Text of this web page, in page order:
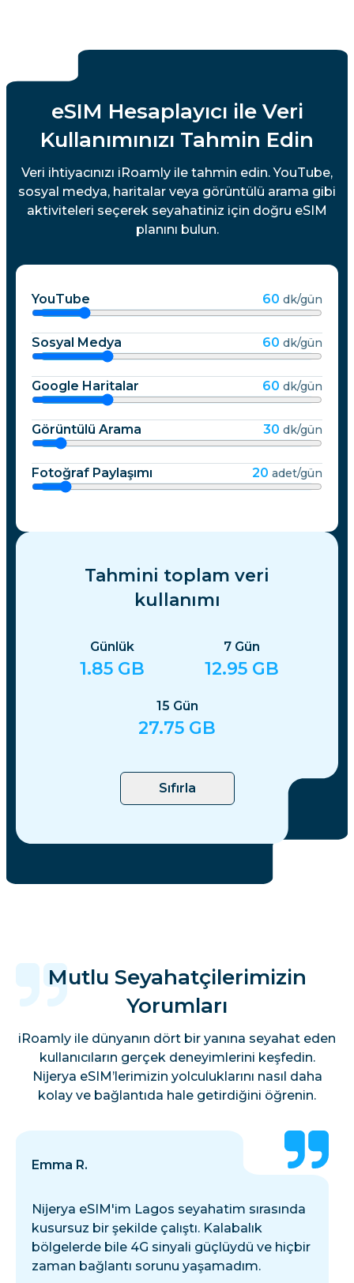
eSIM Hesaplayıcı ile Veri
Kullanımınızı Tahmin Edin
Veri ihtiyacınızı iRoamly ile tahmin edin. YouTube,
sosyal medya, haritalar veya görüntülü arama gibi
aktiviteleri seçerek seyahatiniz için doğru eSIM
planını bulun.
YouTube 60 dk/gün
Sosyal Medya 60 dk/gün
Google Haritalar 60 dk/gün
Görüntülü Arama 30 dk/gün
Fotoğraf Paylaşımı 20 adet/gün
Tahmini toplam veri
kullanımı
Günlük
1.85 GB
7 Gün
12.95 GB
15 Gün
27.75 GB
Sıfırla
Mutlu Seyahatçilerimizin
Yorumları
iRoamly ile dünyanın dört bir yanına seyahat eden
kullanıcıların gerçek deneyimlerini keşfedin.
Nijerya eSIM’lerimizin yolculuklarını nasıl daha
kolay ve bağlantıda hale getirdiğini öğrenin.
Emma R.
Nijerya eSIM'im Lagos seyahatim sırasında
kusursuz bir şekilde çalıştı. Kalabalık
bölgelerde bile 4G sinyali güçlüydü ve hiçbir
zaman bağlantı sorunu yaşamadım.